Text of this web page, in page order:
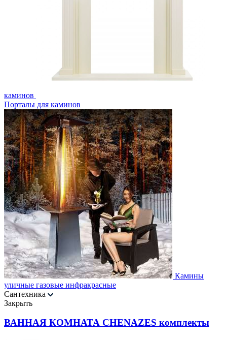
каминов
Порталы для каминов
Камины
уличные газовые инфракрасные
Сантехника
Закрыть
ВАННАЯ КОМНАТА CHENAZES комплекты